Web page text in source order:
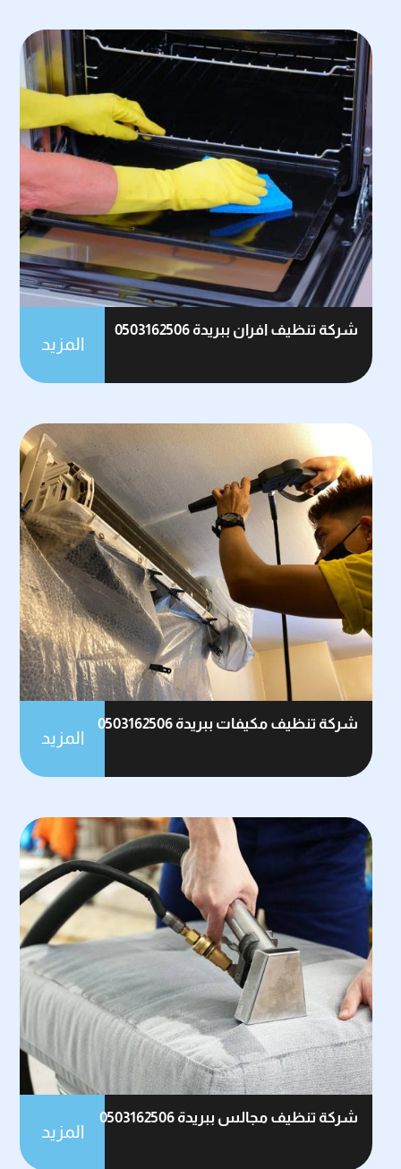
شركة تنظيف افران ببريدة 0503162506
المزيد
شركة تنظيف مكيفات ببريدة 0503162506
المزيد
شركة تنظيف مجالس ببريدة 0503162506
المزيد